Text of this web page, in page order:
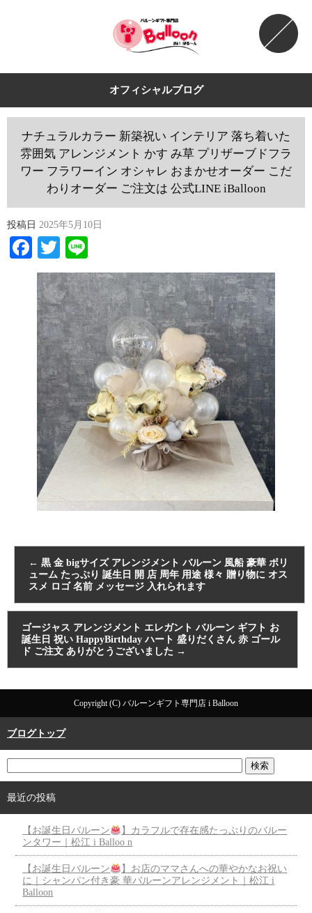
オフィシャルブログ
ナチュラルカラー 新築祝い インテリア 落ち着いた
雰囲気 アレンジメント かす み草 プリザーブドフラ
ワー フラワーイン オシャレ おまかせオーダー こだ
わりオーダー ご注文は 公式LINE iBalloon
投稿日 2025年5月10日
Facebook
Twitter
← 黒 金 bigサイズ アレンジメント バルーン 風船 豪華 ボリ
ューム たっぷり 誕生日 開 店 周年 用途 様々 贈り物に オス
スメ ロゴ 名前 メッセージ 入れられます
ゴージャス アレンジメント エレガント バルーン ギフト お
誕生日 祝い HappyBirthday ハート 盛りだくさん 赤 ゴール
ド ご注文 ありがとうございました →
Copyright (C) バルーンギフト専門店 i Balloon
ブログトップ
最近の投稿
【お誕生日バルーン
】カラフルで存在感たっぷりのバルー
ンタワー｜松江 i Balloo n
【お誕生日バルーン
】お店のママさんへの華やかなお祝い
に｜シャンパン付き豪 華バルーンアレンジメント｜松江 i
Balloon